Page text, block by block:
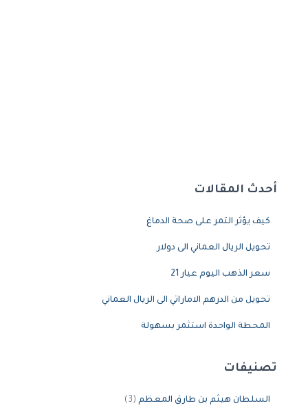
أحدث المقالات
كيف يؤثر التمر على صحة الدماغ
تحويل الريال العماني الى دولار
سعر الذهب اليوم عيار 21
تحويل من الدرهم الاماراتي الى الريال العماني
المحطة الواحدة استثمر بسهولة
تصنيفات
السلطان هيثم بن طارق المعظم (3)